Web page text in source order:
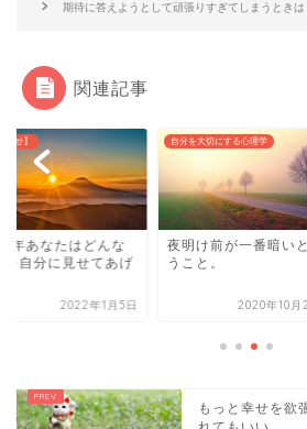
期待に答えようとして頑張りすぎてしまうときは
関連記事
らせ】
年あなたはどんな
を自分に見せてあげ
2022年1月5日
自分を大切にする心理学
夜明け前が一番暗い
うこと。
2020年10月
もっと幸せを欲